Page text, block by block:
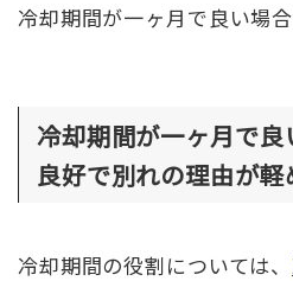
冷却期間が一ヶ月で良い場
冷却期間が一ヶ月で
良好で別れの理由が
冷却期間の役割については、